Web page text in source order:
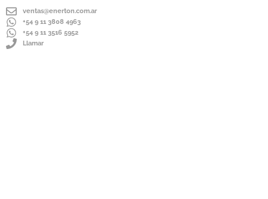
ventas@enerton.com.ar
+54 9 11 3808 4963
+54 9 11 3516 5952
Llamar